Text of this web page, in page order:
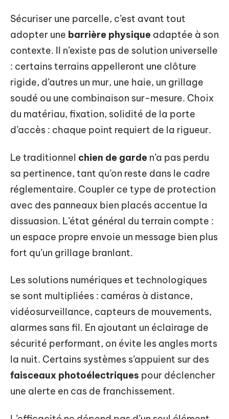
Sécuriser une parcelle, c’est avant tout
adopter une barrière physique adaptée à son
contexte. Il n’existe pas de solution universelle
: certains terrains appelleront une clôture
rigide, d’autres un mur, une haie, un grillage
soudé ou une combinaison sur-mesure. Choix
du matériau, fixation, solidité de la porte
d’accès : chaque point requiert de la rigueur.
Le traditionnel chien de garde n’a pas perdu
sa pertinence, tant qu’on reste dans le cadre
réglementaire. Coupler ce type de protection
avec des panneaux bien placés accentue la
dissuasion. L’état général du terrain compte :
un espace propre envoie un message bien plus
fort qu’un grillage branlant.
Les solutions numériques et technologiques
se sont multipliées : caméras à distance,
vidéosurveillance, capteurs de mouvements,
alarmes sans fil. En ajoutant un éclairage de
sécurité performant, on évite les angles morts
la nuit. Certains systèmes s’appuient sur des
faisceaux photoélectriques pour déclencher
une alerte en cas de franchissement.